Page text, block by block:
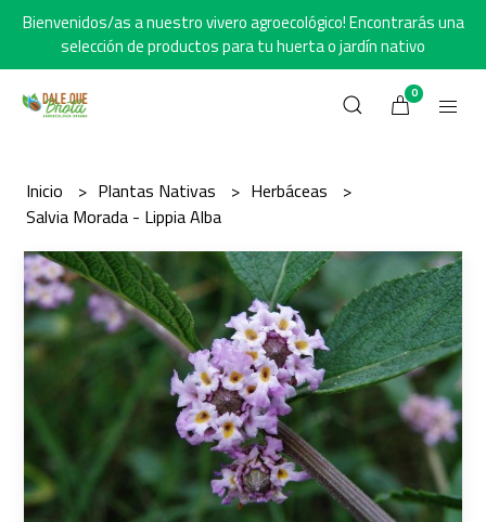
Bienvenidos/as a nuestro vivero agroecológico! Encontrarás una
selección de productos para tu huerta o jardín nativo
0
Inicio Plantas Nativas
Herbáceas
Salvia Morada - Lippia Alba